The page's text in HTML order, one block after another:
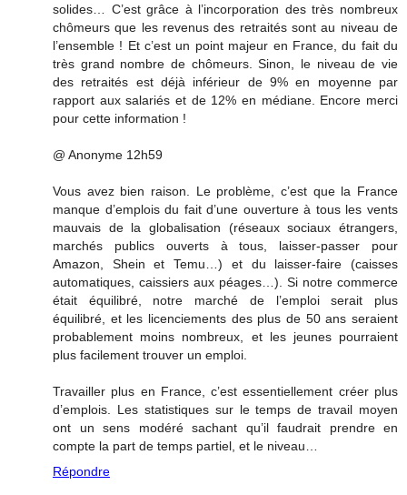
solides… C’est grâce à l’incorporation des très nombreux
chômeurs que les revenus des retraités sont au niveau de
l’ensemble ! Et c’est un point majeur en France, du fait du
très grand nombre de chômeurs. Sinon, le niveau de vie
des retraités est déjà inférieur de 9% en moyenne par
rapport aux salariés et de 12% en médiane. Encore merci
pour cette information !
@ Anonyme 12h59
Vous avez bien raison. Le problème, c’est que la France
manque d’emplois du fait d’une ouverture à tous les vents
mauvais de la globalisation (réseaux sociaux étrangers,
marchés publics ouverts à tous, laisser-passer pour
Amazon, Shein et Temu…) et du laisser-faire (caisses
automatiques, caissiers aux péages…). Si notre commerce
était équilibré, notre marché de l’emploi serait plus
équilibré, et les licenciements des plus de 50 ans seraient
probablement moins nombreux, et les jeunes pourraient
plus facilement trouver un emploi.
Travailler plus en France, c’est essentiellement créer plus
d’emplois. Les statistiques sur le temps de travail moyen
ont un sens modéré sachant qu’il faudrait prendre en
compte la part de temps partiel, et le niveau…
Répondre